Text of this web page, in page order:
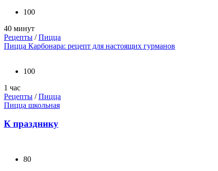
100
40 минут
Рецепты /Пицца
Пицца Карбонара: рецепт для настоящих гурманов
100
1 час
Рецепты /Пицца
Пицца школьная
К празднику
80